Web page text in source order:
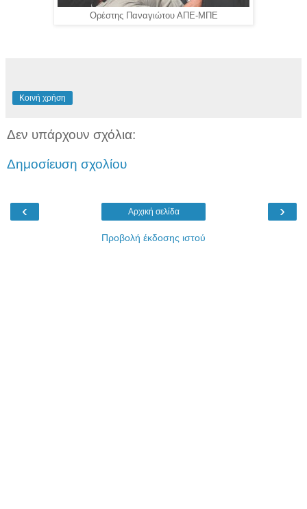
Ορέστης Παναγιώτου ΑΠΕ-ΜΠΕ
Κοινή χρήση
Δεν υπάρχουν σχόλια:
Δημοσίευση σχολίου
‹ ›
Αρχική σελίδα
Προβολή έκδοσης ιστού